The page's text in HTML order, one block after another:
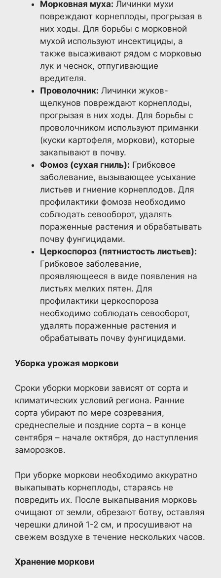
Морковная муха: Личинки мухи
повреждают корнеплоды, прогрызая в
них ходы. Для борьбы с морковной
мухой используют инсектициды, а
также высаживают рядом с морковью
лук и чеснок, отпугивающие
вредителя.
Проволочник: Личинки жуков-
щелкунов повреждают корнеплоды,
прогрызая в них ходы. Для борьбы с
проволочником используют приманки
(куски картофеля, моркови), которые
закапывают в почву.
Фомоз (сухая гниль): Грибковое
заболевание, вызывающее усыхание
листьев и гниение корнеплодов. Для
профилактики фомоза необходимо
соблюдать севооборот, удалять
пораженные растения и обрабатывать
почву фунгицидами.
Церкоспороз (пятнистость листьев):
Грибковое заболевание,
проявляющееся в виде появления на
листьях мелких пятен. Для
профилактики церкоспороза
необходимо соблюдать севооборот,
удалять пораженные растения и
обрабатывать почву фунгицидами.
Уборка урожая моркови
Сроки уборки моркови зависят от сорта и
климатических условий региона. Ранние
сорта убирают по мере созревания,
среднеспелые и поздние сорта – в конце
сентября – начале октября, до наступления
заморозков.
При уборке моркови необходимо аккуратно
выкапывать корнеплоды, стараясь не
повредить их. После выкапывания морковь
очищают от земли, обрезают ботву, оставляя
черешки длиной 1-2 см, и просушивают на
свежем воздухе в течение нескольких часов.
Хранение моркови